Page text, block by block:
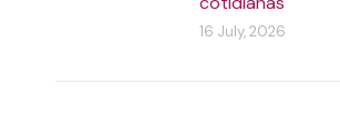
16 July, 2026